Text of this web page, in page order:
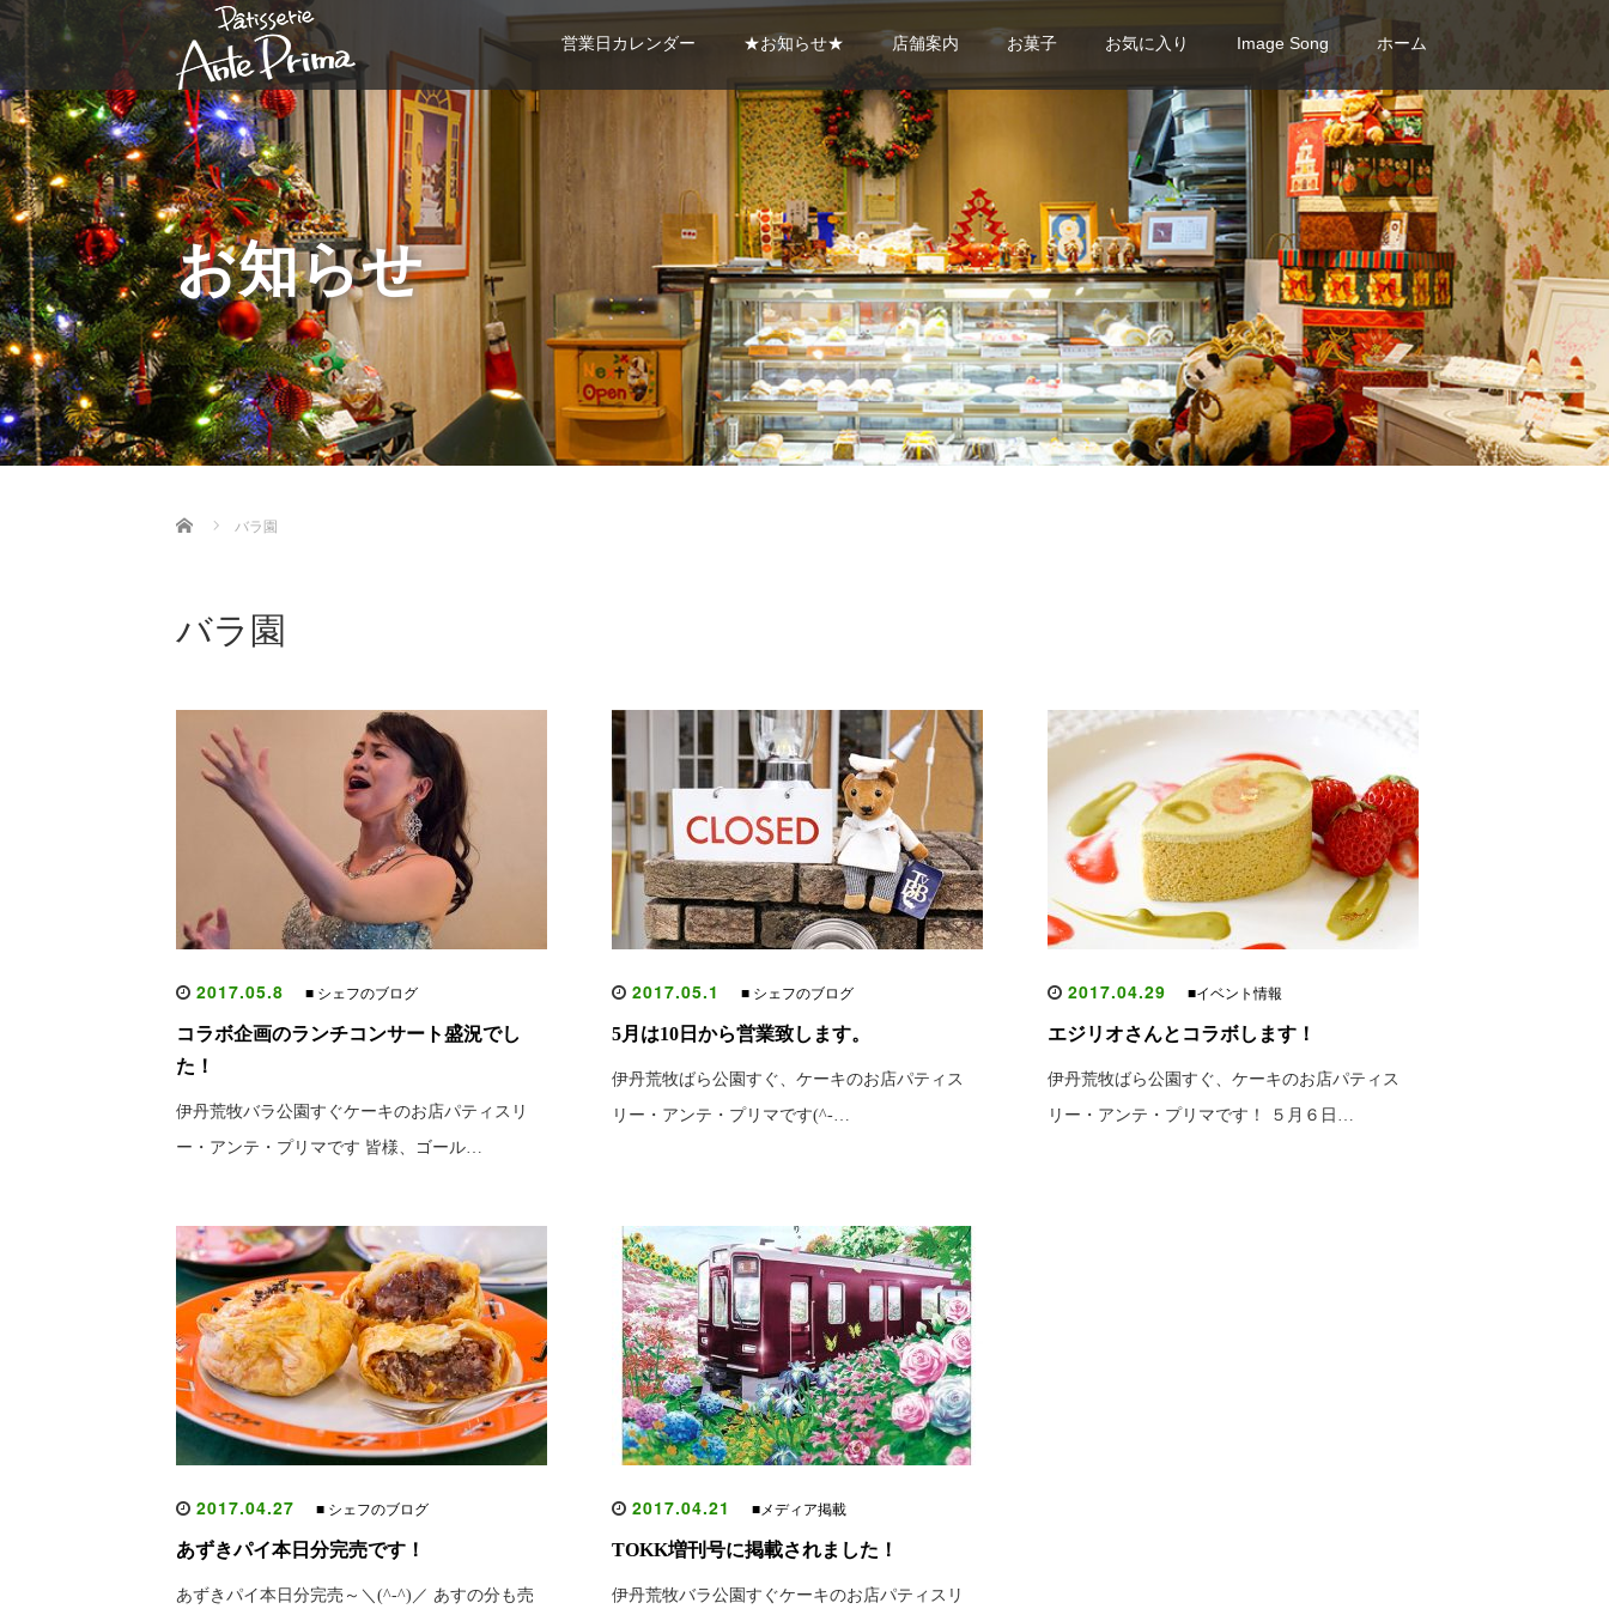
営業日カレンダー ★お知らせ★ 店舗案内 お菓子 お気に入り Image Song ホーム
お知らせ
Home バラ園
バラ園
2017.05.8 ■ シェフのブログ
コラボ企画のランチコンサート盛況でし
た！
伊丹荒牧バラ公園すぐケーキのお店パティスリ
ー・アンテ・プリマです 皆様、ゴール…
2017.05.1 ■ シェフのブログ
5月は10日から営業致します。
伊丹荒牧ばら公園すぐ、ケーキのお店パティス
リー・アンテ・プリマです(^-…
2017.04.29 ■イベント情報
エジリオさんとコラボします！
伊丹荒牧ばら公園すぐ、ケーキのお店パティス
リー・アンテ・プリマです！ ５月６日…
2017.04.27 ■ シェフのブログ
あずきパイ本日分完売です！
あずきパイ本日分完売～＼(^-^)／ あすの分も売
2017.04.21 ■メディア掲載
TOKK増刊号に掲載されました！
伊丹荒牧バラ公園すぐケーキのお店パティスリ